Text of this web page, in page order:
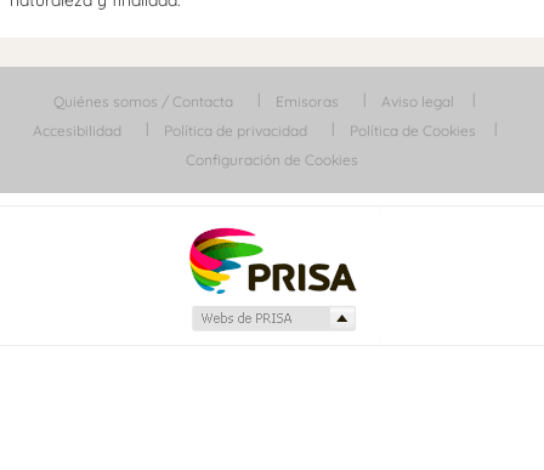
Quiénes somos / Contacta Emisoras
Aviso legal
Accesibilidad
Política de privacidad
Política de Cookies
Configuración de Cookies